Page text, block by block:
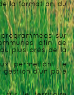
la formation du
sur
afin de
plus près de la
permettant le
d’un pôle